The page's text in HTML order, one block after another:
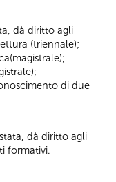
dà diritto agli
(triennale);
di due
dà diritto agli
formativi.